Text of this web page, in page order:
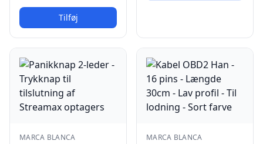
Tilføj
MARCA BLANCA MARCA BLANCA